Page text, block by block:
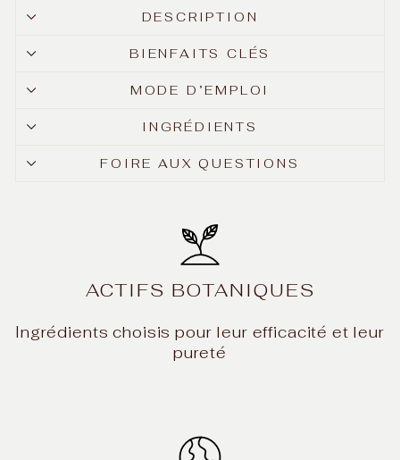
DESCRIPTION
BIENFAITS CLÉS
MODE D’EMPLOI
INGRÉDIENTS
FOIRE AUX QUESTIONS
ACTIFS BOTANIQUES
Ingrédients choisis pour leur efficacité et leur
pureté